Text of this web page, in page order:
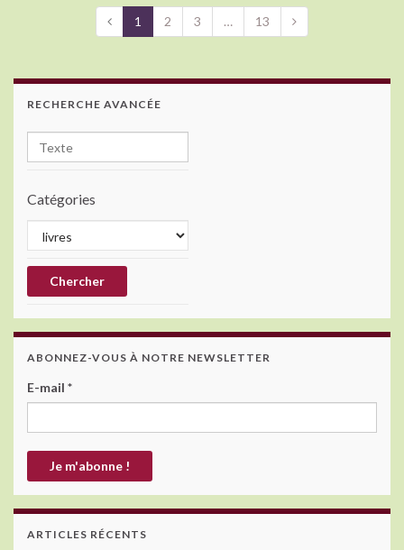
1 2 3 … 13
RECHERCHE AVANCÉE
Catégories
ABONNEZ-VOUS À NOTRE NEWSLETTER
E-mail *
ARTICLES RÉCENTS